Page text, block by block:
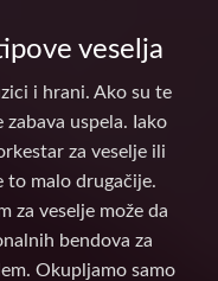
veselja
i hrani. Ako su te
uspela. Iako
za veselje ili
to malo drugačije.
za veselje može da
bendova za
Okupljamo samo